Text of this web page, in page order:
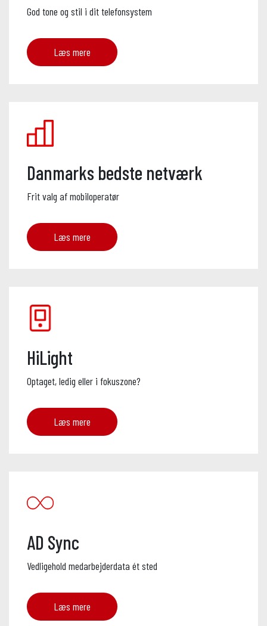
God tone og stil i dit telefonsystem
Læs mere
Danmarks bedste netværk
Frit valg af mobiloperatør
Læs mere
HiLight
Optaget, ledig eller i fokuszone?
Læs mere
AD Sync
Vedligehold medarbejderdata ét sted
Læs mere